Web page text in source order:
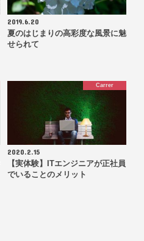
2019.6.20
夏のはじまりの高彩度な風景に魅
せられて
Carrer
2020.2.15
【実体験】ITエンジニアが正社員
でいることのメリット